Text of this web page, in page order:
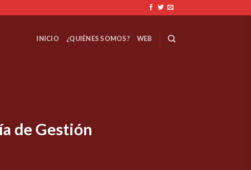
INICIO ¿QUIÉNES SOMOS? WEB
de Gestión